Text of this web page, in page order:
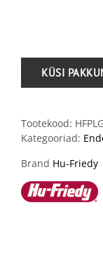
Tootekood:
Kategooriad:
Brand Hu-Friedy